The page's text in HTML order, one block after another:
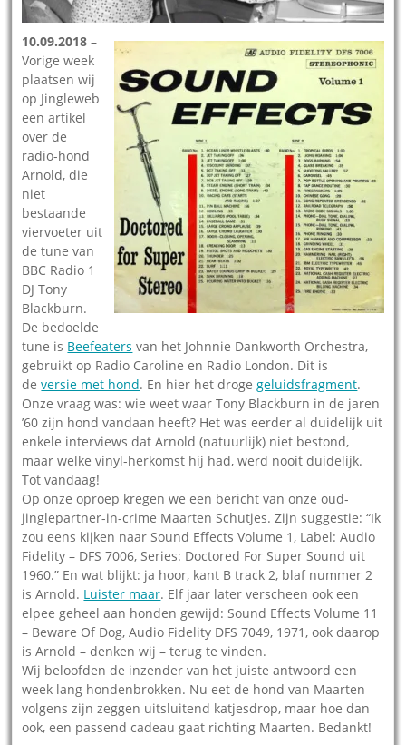
10.09.2018 –
Vorige week
plaatsen wij
op Jingleweb
een artikel
over de
radio-hond
Arnold, die
niet
bestaande
viervoeter uit
de tune van
BBC Radio 1
DJ Tony
Blackburn.
De bedoelde
tune is Beefeaters van het Johnnie Dankworth Orchestra,
gebruikt op Radio Caroline en Radio London. Dit is
deversie met hond. En hier het drogegeluidsfragment.
Onze vraag was: wie weet waar Tony Blackburn in de jaren
’60 zijn hond vandaan heeft? Het was eerder al duidelijk uit
enkele interviews dat Arnold (natuurlijk) niet bestond,
maar welke vinyl-herkomst hij had, werd nooit duidelijk.
Tot vandaag!
Op onze oproep kregen we een bericht van onze oud-
jinglepartner-in-crime Maarten Schutjes. Zijn suggestie: “Ik
zou eens kijken naar Sound Effects Volume 1, Label: Audio
Fidelity ‎– DFS 7006, Series: Doctored For Super Sound uit
1960.” En wat blijkt: ja hoor, kant B track 2, blaf nummer 2
is Arnold. Luister maar. Elf jaar later verscheen ook een
elpee geheel aan honden gewijd: Sound Effects Volume 11
– Beware Of Dog, Audio Fidelity DFS 7049, 1971, ook daarop
is Arnold – denken wij – terug te vinden.
Wij beloofden de inzender van het juiste antwoord een
week lang hondenbrokken. Nu eet de hond van Maarten
volgens zijn zeggen uitsluitend katjesdrop, maar hoe dan
ook, een passend cadeau gaat richting Maarten. Bedankt!